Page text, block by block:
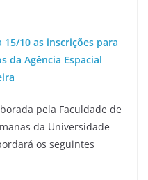
15/10 as inscrições para
da Agência Espacial
pela Faculdade de
da Universidade
os seguintes